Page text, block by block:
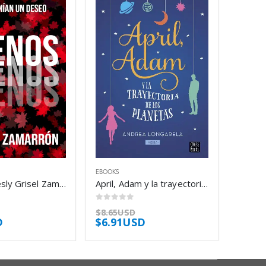
Ajenos – Lesly Grisel Zamarrón
EBOOKS
April, Adam y la trayectoria de los planetas – Andrea Longarela
$8.65USD
$6.91USD